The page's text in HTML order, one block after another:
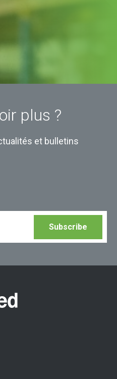
plus ?
et bulletins